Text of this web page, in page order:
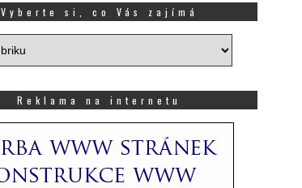
Vyberte si, co Vás zajímá
Reklama na internetu